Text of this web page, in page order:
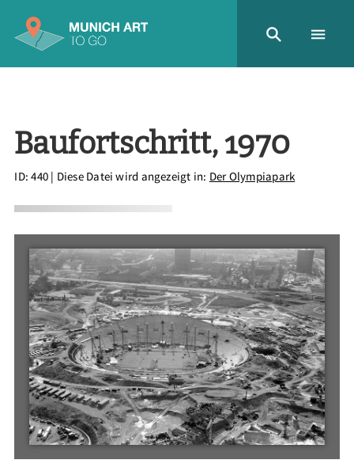
Baufortschritt, 1970
ID: 440| Diese Datei wird angezeigt in: Der Olympiapark